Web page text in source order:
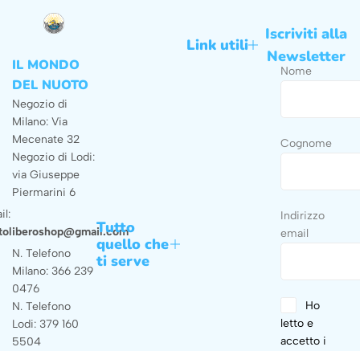
IL MONDO
DEL NUOTO
Negozio di
Milano: Via
Mecenate 32
Negozio di Lodi:
via Giuseppe
Piermarini 6
N. Telefono
Milano: 366 239
0476
N. Telefono
Lodi: 379 160
5504
Tutto
quello che
ti serve
Link utili
Iscriviti alla
Newsletter
Nome
Cognome
Indirizzo
email
Ho
letto e
accetto i